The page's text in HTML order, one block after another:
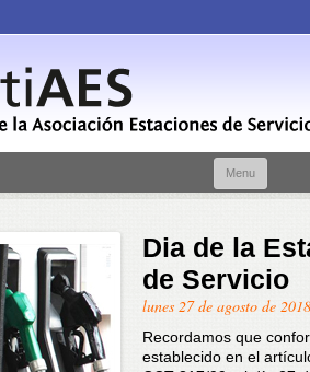
Menu
Dia de la
de Servicio
lunes 27 de agosto de 2018
Recordamos que
establecido en el